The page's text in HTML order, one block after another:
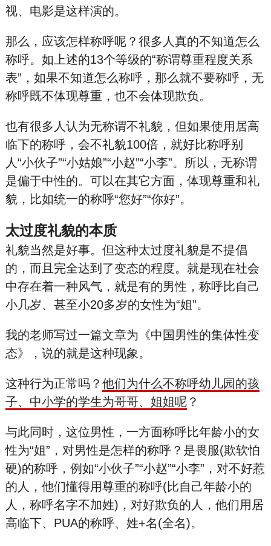
视、电影是这样演的。
那么，应该怎样称呼呢？很多人真的不知道怎么
称呼。如上述的13个等级的“称谓尊重程度关系
表”，如果不知道怎么称呼，那么就不要称呼，无
称呼既不体现尊重，也不会体现欺负。
也有很多人认为无称谓不礼貌，但如果使用居高
临下的称呼，会不礼貌100倍，就好比称呼别
人“小伙子”“小姑娘”“小赵”“小李”。所以，无称谓
是偏于中性的。可以在其它方面，体现尊重和礼
貌，比如统一的称呼“您好”“你好”。
太过度礼貌的本质
礼貌当然是好事。但这种太过度礼貌是不提倡
的，而且完全达到了变态的程度。就是现在社会
中存在着一种风气，就是有的男性，称呼比自己
小几岁、甚至小20多岁的女性为“姐”。
我的老师写过一篇文章为《中国男性的集体性变
态》，说的就是这种现象。
这种行为正常吗？ 他们为什么不称呼幼儿园的孩
子、中小学的学生为哥哥、姐姐呢？
与此同时，这位男性，一方面称呼比年龄小的女
性为“姐”，对男性是怎样的称呼？是畏服(欺软怕
硬)的称呼，例如“小伙子”“小赵”“小李”，对不好惹
的人，他们懂得用尊重的称呼(比自己年龄小的
人，称呼名字不加姓)，对好欺负的人，他们用居
高临下、PUA的称呼、姓+名(全名)。